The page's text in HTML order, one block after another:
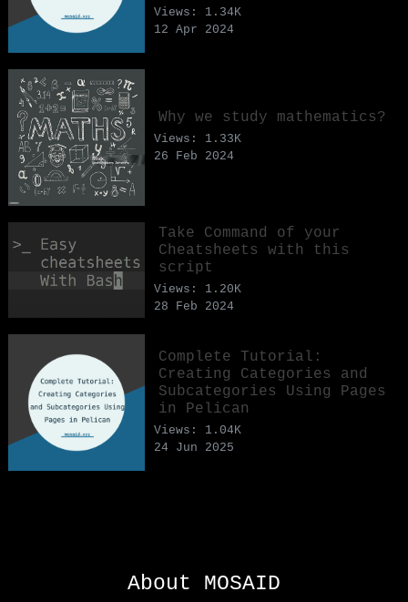
Views: 1.34K
12 Apr 2024
Why we study mathematics?
Views: 1.33K
26 Feb 2024
Take Command of your
Cheatsheets with this
script
Views: 1.20K
28 Feb 2024
Complete Tutorial:
Creating Categories and
Subcategories Using Pages
in Pelican
Views: 1.04K
24 Jun 2025
About MOSAID